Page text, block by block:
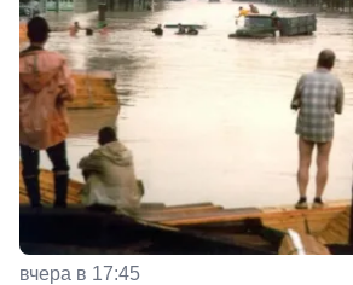
вчера в 17:45